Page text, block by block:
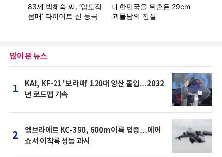
많이 본 뉴스
1
KAI, KF-21 '보라매' 120대 양산 돌입…2032
년 로드맵 가속
2
엠브라에르 KC-390, 600m 이륙 입증…에어
쇼서 이착륙 성능 과시